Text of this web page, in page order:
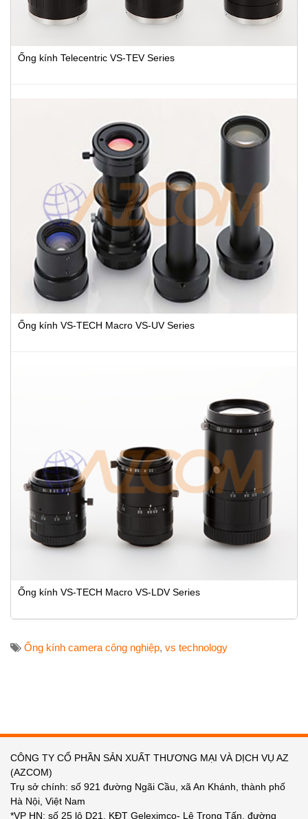
Ống kính Telecentric VS-TEV Series
Ống kính VS-TECH Macro VS-UV Series
Ống kính VS-TECH Macro VS-LDV Series
Ống kính camera công nghiệp, vs technology
CÔNG TY CỔ PHẦN SẢN XUẤT THƯƠNG MẠI VÀ DỊCH VỤ AZ
(AZCOM)
Trụ sở chính: số 921 đường Ngãi Cầu, xã An Khánh, thành phố
Hà Nội, Việt Nam
*VP HN: số 25 lô D21, KĐT Geleximco- Lê Trọng Tấn, đường